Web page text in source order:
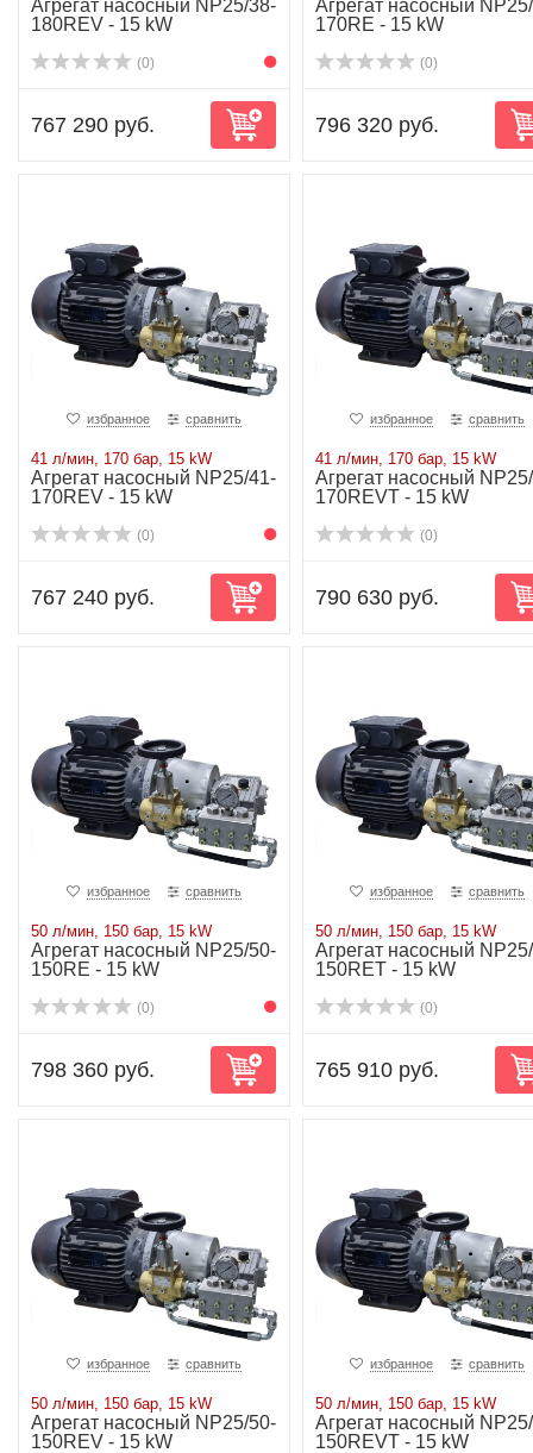
Агрегат насосный NP25/38-
180REV - 15 kW
(0)
767 290 руб.
Агрегат насосный
170RE - 15 kW
(0)
796 320 руб.
избранное сравнить
41 л/мин, 170 бар, 15 kW
Агрегат насосный NP25/41-
170REV - 15 kW
(0)
767 240 руб.
избранное сравнить
41 л/мин, 170 бар, 15 kW
Агрегат насосный
170REVT - 15 kW
(0)
790 630 руб.
избранное сравнить
50 л/мин, 150 бар, 15 kW
Агрегат насосный NP25/50-
150RE - 15 kW
(0)
798 360 руб.
избранное сравнить
50 л/мин, 150 бар, 15 kW
Агрегат насосный
150RET - 15 kW
(0)
765 910 руб.
избранное сравнить
50 л/мин, 150 бар, 15 kW
Агрегат насосный NP25/50-
150REV - 15 kW
избранное сравнить
50 л/мин, 150 бар, 15 kW
Агрегат насосный
150REVT - 15 kW